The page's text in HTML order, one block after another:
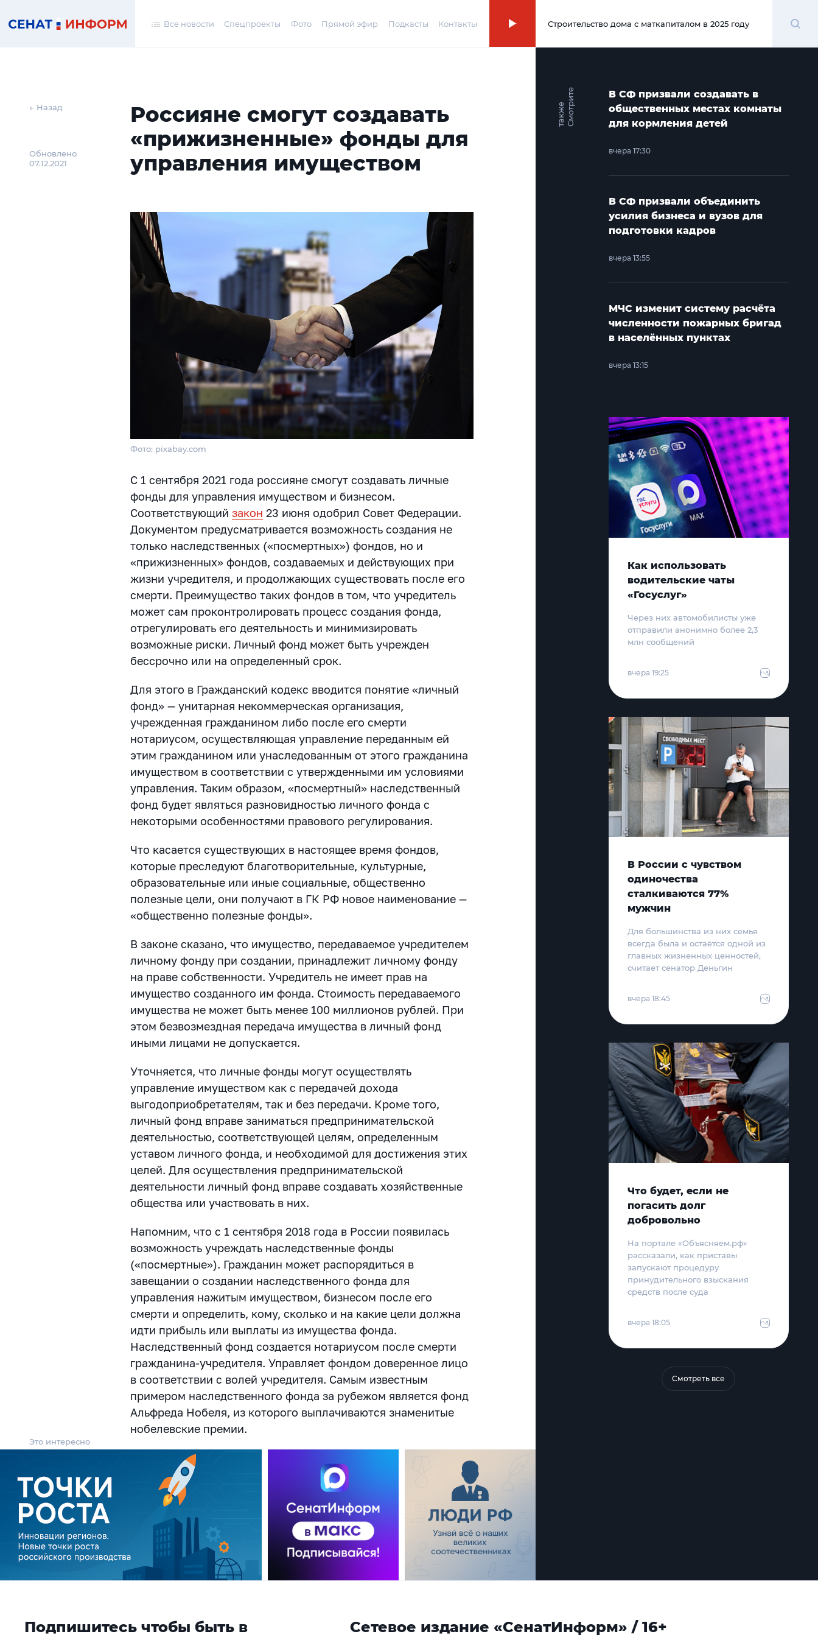
Все новости Спецпроекты Фото Прямой эфир Подкасты Контакты 00:00
Строительство дома с маткапиталом в 2025 году
← Назад
Обновлено
07.12.2021
Россияне смогут создавать
«прижизненные» фонды для
управления имуществом
Фото: pixabay.com
С 1 сентября 2021 года россияне смогут создавать личные
фонды для управления имуществом и бизнесом.
Соответствующийзакон 23 июня одобрил Совет Федерации.
Документом предусматривается возможность создания не
только наследственных («посмертных») фондов, но и
«прижизненных» фондов, создаваемых и действующих при
жизни учредителя, и продолжающих существовать после его
смерти. Преимущество таких фондов в том, что учредитель
может сам проконтролировать процесс создания фонда,
отрегулировать его деятельность и минимизировать
возможные риски. Личный фонд может быть учрежден
бессрочно или на определенный срок.
Для этого в Гражданский кодекс вводится понятие «личный
фонд» — унитарная некоммерческая организация,
учрежденная гражданином либо после его смерти
нотариусом, осуществляющая управление переданным ей
этим гражданином или унаследованным от этого гражданина
имуществом в соответствии с утвержденными им условиями
управления. Таким образом, «посмертный» наследственный
фонд будет являться разновидностью личного фонда с
некоторыми особенностями правового регулирования.
Что касается существующих в настоящее время фондов,
которые преследуют благотворительные, культурные,
образовательные или иные социальные, общественно
полезные цели, они получают в ГК РФ новое наименование —
«общественно полезные фонды».
В законе сказано, что имущество, передаваемое учредителем
личному фонду при создании, принадлежит личному фонду
на праве собственности. Учредитель не имеет прав на
имущество созданного им фонда. Стоимость передаваемого
имущества не может быть менее 100 миллионов рублей. При
этом безвозмездная передача имущества в личный фонд
иными лицами не допускается.
Уточняется, что личные фонды могут осуществлять
управление имуществом как с передачей дохода
выгодоприобретателям, так и без передачи. Кроме того,
личный фонд вправе заниматься предпринимательской
деятельностью, соответствующей целям, определенным
уставом личного фонда, и необходимой для достижения этих
целей. Для осуществления предпринимательской
деятельности личный фонд вправе создавать хозяйственные
общества или участвовать в них.
Напомним, что с 1 сентября 2018 года в России появилась
возможность учреждать наследственные фонды
(«посмертные»). Гражданин может распорядиться в
завещании о создании наследственного фонда для
управления нажитым имуществом, бизнесом после его
смерти и определить, кому, сколько и на какие цели должна
идти прибыль или выплаты из имущества фонда.
Наследственный фонд создается нотариусом после смерти
гражданина-учредителя. Управляет фондом доверенное лицо
в соответствии с волей учредителя. Самым известным
примером наследственного фонда за рубежом является фонд
Альфреда Нобеля, из которого выплачиваются знаменитые
нобелевские премии.
Это интересно
С
м
о
т
р и
т
е
т
а
к
ж
е
В СФ призвали создавать в
общественных местах комнаты
для кормления детей
вчера 17:30
В СФ призвали объединить
усилия бизнеса и вузов для
подготовки кадров
вчера 13:55
МЧС изменит систему расчёта
численности пожарных бригад
в населённых пунктах
вчера 13:15
Как использовать
водительские чаты
«Госуслуг»
Через них автомобилисты уже
отправили анонимно более 2,3
млн сообщений
вчера 19:25
В России с чувством
одиночества
сталкиваются 77%
мужчин
Для большинства из них семья
всегда была и остаётся одной из
главных жизненных ценностей,
считает сенатор Деньгин
вчера 18:45
Что будет, если не
погасить долг
добровольно
На портале «Объясняем.рф»
рассказали, как приставы
запускают процедуру
принудительного взыскания
средств после суда
вчера 18:05
Смотреть все
Подпишитесь чтобы быть в Сетевое издание «СенатИнформ» / 16+